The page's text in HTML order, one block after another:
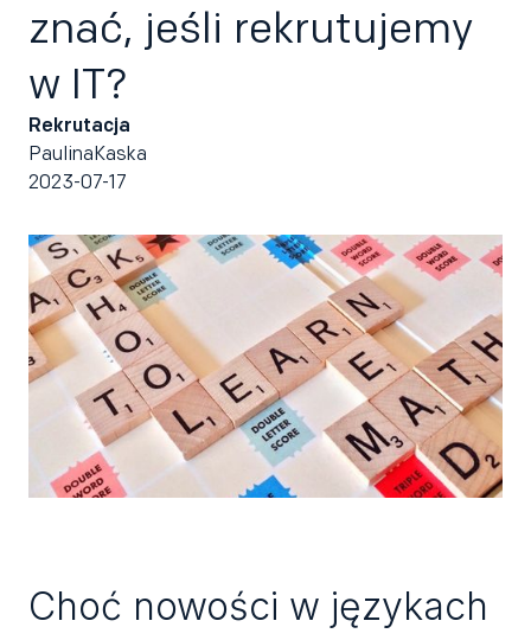
znać, jeśli rekrutujemy
w IT?
Rekrutacja
PaulinaKaska
2023-07-17
Choć nowości w językach